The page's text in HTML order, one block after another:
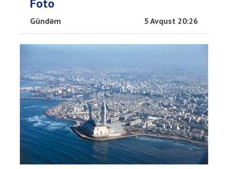
Foto
Gündəm 5 Avqust 20:26